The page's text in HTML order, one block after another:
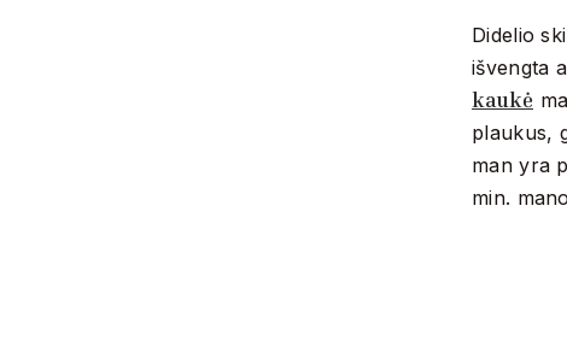
Didelio
išvengta
kaukė
plaukus,
man yra
min.